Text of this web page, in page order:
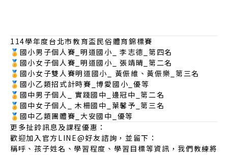
114學年度台北市教育盃民俗體育錦標賽
🏅國小男子個人賽_明道國小_ 李志德_第四名
🏅國小女子個人賽_明道國小_ 張靖晴_第二名
🏅國小女子雙人賽明道國小_ 黃侲維、黃侲樂_第三名
🏅國小乙類招式計時賽_博愛國小_優等
🏅國中男子個人_ 實踐國中_邊冠中_第二名
🏅國中女子個人_ 木柵國中_葉馨予_第三名
🏅國中乙類團體賽_大安國中_優等
更多扯鈴訊息及課程優惠：
歡迎加入官方LINE@好友諮詢，並留下：
稱呼、孩子姓名、學習程度、學習目標等資訊，我們教練將